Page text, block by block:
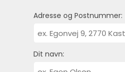
Adresse og Postnummer:
Dit navn: